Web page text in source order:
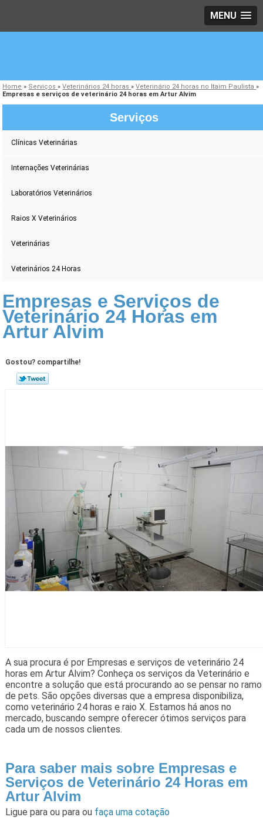
MENU
Home » Serviços»Veterinários 24 horas»Veterinário 24 horas no Itaim Paulista»
Empresas e serviços de veterinário 24 horas em Artur Alvim
Serviços
Clínicas Veterinárias
Internações Veterinárias
Laboratórios Veterinários
Raios X Veterinários
Veterinárias
Veterinários 24 Horas
Empresas e Serviços de
Veterinário 24 Horas em
Artur Alvim
Gostou? compartilhe!
A sua procura é por Empresas e serviços de veterinário 24
horas em Artur Alvim? Conheça os serviços da Veterinário e
encontre a solução que está procurando ao se pensar no ramo
de pets. São opções diversas que a empresa disponibiliza,
como veterinário 24 horas e raio X. Estamos há anos no
mercado, buscando sempre oferecer ótimos serviços para
cada um de nossos clientes.
Para saber mais sobre Empresas e
Serviços de Veterinário 24 Horas em
Artur Alvim
Ligue para ou para ou faça uma cotação